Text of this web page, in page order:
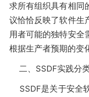
求所有组织具有相同
议恰恰反映了软件生
用者可能的独特安全
根据生产者预期的变
二、SSDF实践分
SSDF是关于安全